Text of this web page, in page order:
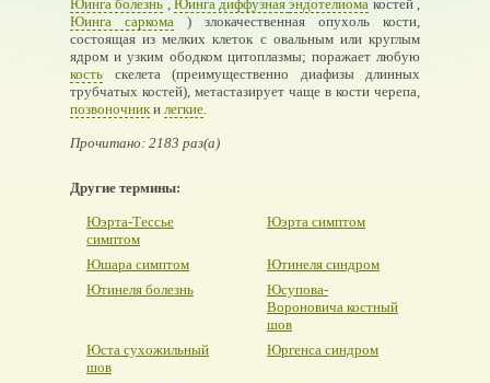
Юинга болезнь , Юинга диффузнаяэндотелиома костей ,
Юинга саркома ) злокачественная опухоль кости,
состоящая из мелких клеток с овальным или круглым
ядром и узким ободком цитоплазмы; поражает любую
кость скелета (преимущественно диафизы длинных
трубчатых костей), метастазирует чаще в кости черепа,
позвоночники легкие.
Прочитано: 2183 раз(а)
Другие термины:
Юэрта-Тессье
симптом
Юэрта симптом
Юшара симптом
Ютинеля синдром
Ютинеля болезнь
Юсупова-
Вороновича костный
шов
Юста сухожильный
шов
Юргенса синдром